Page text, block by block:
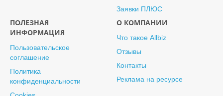
Заявки ПЛЮС
ПОЛЕЗНАЯ
ИНФОРМАЦИЯ
Пользовательское
соглашение
Политика
конфиденциальности
О КОМПАНИИ
Что такое Allbiz
Отзывы
Контакты
Реклама на ресурсе